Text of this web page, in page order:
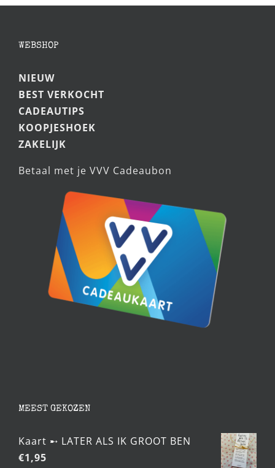
WEBSHOP
NIEUW
BEST VERKOCHT
CADEAUTIPS
KOOPJESHOEK
ZAKELIJK
Betaal met je VVV Cadeaubon
MEEST GEKOZEN
Kaart ➸ LATER ALS IK GROOT BEN
€1,95